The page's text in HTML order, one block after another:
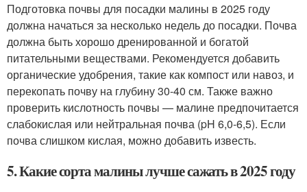
Подготовка почвы для посадки малины в 2025 году
должна начаться за несколько недель до посадки. Почва
должна быть хорошо дренированной и богатой
питательными веществами. Рекомендуется добавить
органические удобрения, такие как компост или навоз, и
перекопать почву на глубину 30-40 см. Также важно
проверить кислотность почвы — малине предпочитается
слабокислая или нейтральная почва (pH 6,0-6,5). Если
почва слишком кислая, можно добавить известь.
5. Какие сорта малины лучше сажать в 2025 году